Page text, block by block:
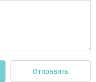
Отправить